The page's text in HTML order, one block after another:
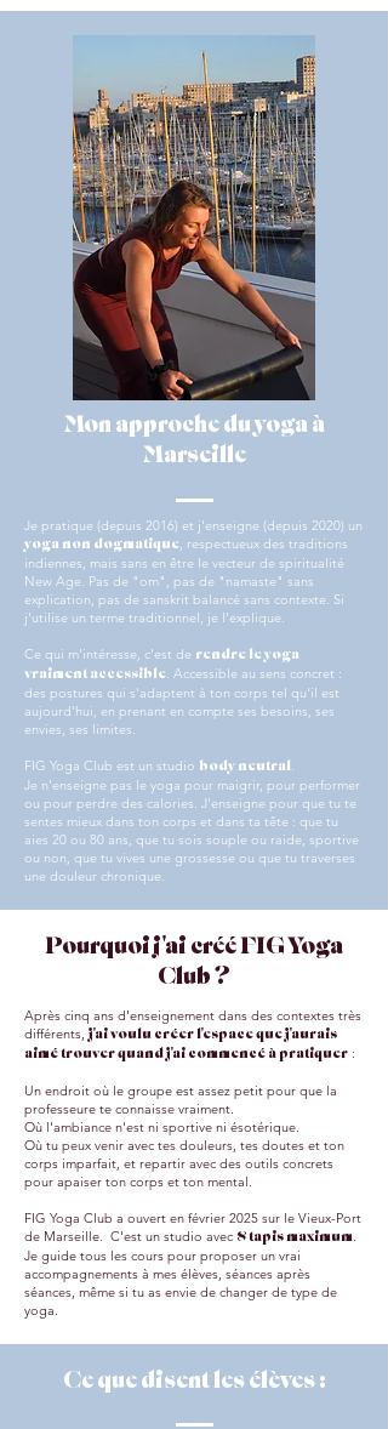
Mon approche du yoga à
Marseille
Je pratique (depuis 2016) et j'enseigne (depuis 2020) un
yoga non dogmatique, respectueux des traditions
indiennes, mais sans en être le vecteur de spiritualité
New Age. Pas de "om", pas de "namaste" sans
explication, pas de sanskrit balancé sans contexte. Si
j'utilise un terme traditionnel, je l'explique.
Ce qui m'intéresse, c'est de rendre le yoga
vraiment accessible. Accessible au sens concret :
des postures qui s'adaptent à ton corps tel qu'il est
aujourd'hui, en prenant en compte ses besoins, ses
envies, ses limites.
FIG Yoga Club est un studio body neutral .
Je n'enseigne pas le yoga pour maigrir, pour performer
ou pour perdre des calories. J'enseigne pour que tu te
sentes mieux dans ton corps et dans ta tête : que tu
aies 20 ou 80 ans, que tu sois souple ou raide, sportive
ou non, que tu vives une grossesse ou que tu traverses
une douleur chronique.
Pourquoi j'ai créé FIG Yoga
Club ?
Après cinq ans d'enseignement dans des contextes très
différents, j'ai voulu créer l'espace que j'aurais
aimé trouver quand j'ai commencé à pratiquer :
Un endroit où le groupe est assez petit pour que la
professeure te connaisse vraiment.
Où l'ambiance n'est ni sportive ni ésotérique.
Où tu peux venir avec tes douleurs, tes doutes et ton
corps imparfait, et repartir avec des outils concrets
pour apaiser ton corps et ton mental.
FIG Yoga Club a ouvert en février 2025 sur le Vieux-Port
de Marseille. C'est un studio avec 8 tapis maximum.
Je guide tous les cours pour proposer un vrai
accompagnements à mes élèves, séances après
séances, même si tu as envie de changer de type de
yoga.
Ce que disent les élèves :